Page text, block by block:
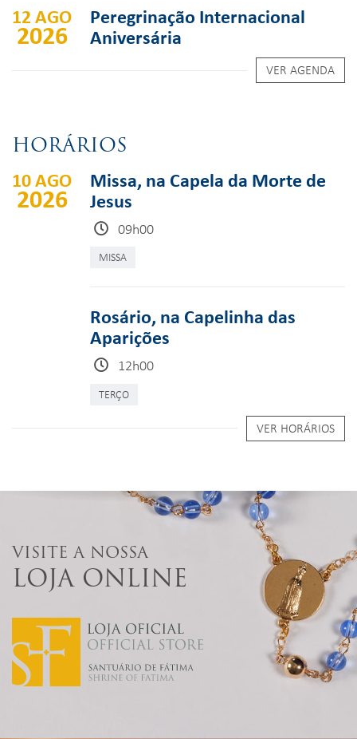
12 AGO
2026
Peregrinação Internacional
Aniversária
VER AGENDA
HORÁRIOS
10 AGO
2026
Missa, na Capela da Morte de
Jesus
09h00
MISSA
Rosário, na Capelinha das
Aparições
12h00
TERÇO
VER HORÁRIOS
VISITE A NOSSA
LOJA ONLINE